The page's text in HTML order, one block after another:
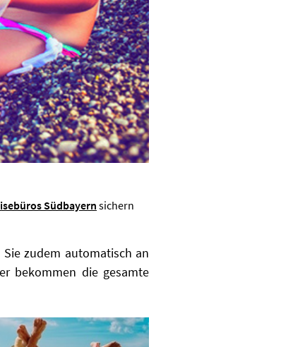
Südbayern sichern
Sie zudem automatisch an
bekommen die gesamte